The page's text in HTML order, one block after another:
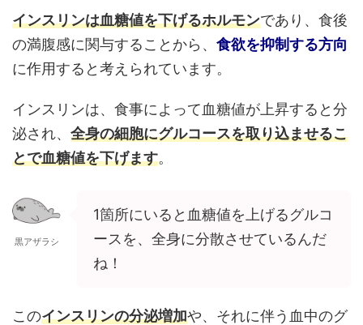
インスリンは血糖値を下げるホルモンであり、食後
の満腹感に関与することから、 食欲を抑制する方向
に作用すると考えられています。
インスリンは、食事によって血糖値が上昇すると分
泌され、 全身の細胞にグルコースを取り込ませるこ
とで血糖値を下げます。
黒アザラシ
1箇所にいると血糖値を上げるグルコ
ースを、全身に分散させているんだ
ね！
このインスリンの分泌増加や、それに伴う血中のグ